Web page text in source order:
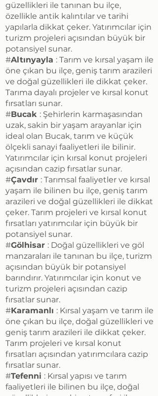
güzellikleri ile tanınan bu ilçe,
özellikle antik kalıntılar ve tarihi
yapılarla dikkat çeker. Yatırımcılar için
turizm projeleri açısından büyük bir
potansiyel sunar.
#Altınyayla : Tarım ve kırsal yaşam ile
öne çıkan bu ilçe, geniş tarım arazileri
ve doğal güzellikleri ile dikkat çeker.
Tarıma dayalı projeler ve kırsal konut
fırsatları sunar.
#Bucak : Şehirlerin karmaşasından
uzak, sakin bir yaşam arayanlar için
ideal olan Bucak, tarım ve küçük
ölçekli sanayi faaliyetleri ile bilinir.
Yatırımcılar için kırsal konut projeleri
açısından cazip fırsatlar sunar.
#Çavdır : Tarımsal faaliyetler ve kırsal
yaşam ile bilinen bu ilçe, geniş tarım
arazileri ve doğal güzellikleri ile dikkat
çeker. Tarım projeleri ve kırsal konut
fırsatları yatırımcılar için büyük bir
potansiyel sunar.
#Gölhisar : Doğal güzellikleri ve göl
manzaraları ile tanınan bu ilçe, turizm
açısından büyük bir potansiyel
barındırır. Yatırımcılar için konut ve
turizm projeleri açısından cazip
fırsatlar sunar.
#Karamanlı : Kırsal yaşam ve tarım ile
öne çıkan bu ilçe, doğal güzellikleri ve
geniş tarım arazileri ile dikkat çeker.
Tarım projeleri ve kırsal konut
fırsatları açısından yatırımcılara cazip
fırsatlar sunar.
#Tefenni : Kırsal yapısı ve tarım
faaliyetleri ile bilinen bu ilçe, doğal